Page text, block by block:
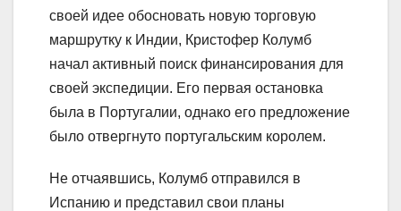
своей идее обосновать новую торговую
маршрутку к Индии, Кристофер Колумб
начал активный поиск финансирования для
своей экспедиции. Его первая остановка
была в Португалии, однако его предложение
было отвергнуто португальским королем.
Не отчаявшись, Колумб отправился в
Испанию и представил свои планы